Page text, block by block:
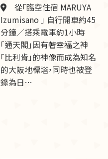
從「臨空住宿 MARUYA
Izumisano 」 自行開車約45
分鐘／搭乘電車約1小時
「通天閣」因有著幸福之神
「比利肯」的神像而成為知名
的大阪地標塔，同時也被登
錄為日…